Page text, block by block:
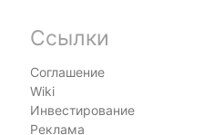
Ссылки
Соглашение
Wiki
Инвестирование
Реклама